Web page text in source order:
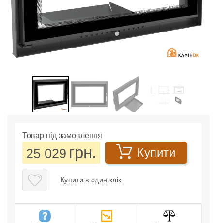
Товар під замовлення
25 029 грн. Купити
Купити в один клік